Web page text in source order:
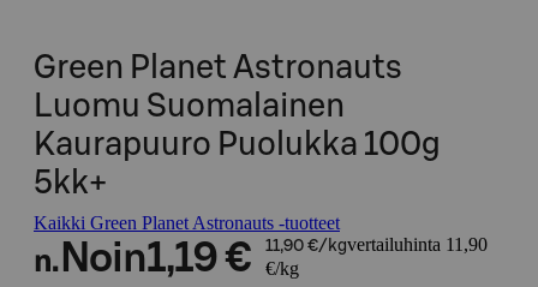
Green Planet Astronauts
Luomu Suomalainen
Kaurapuuro Puolukka 100g
5kk+
Kaikki Green Planet Astronauts -tuotteet
n. Noin1,19 € 11,90 €/kgvertailuhinta 11,90
€/kg